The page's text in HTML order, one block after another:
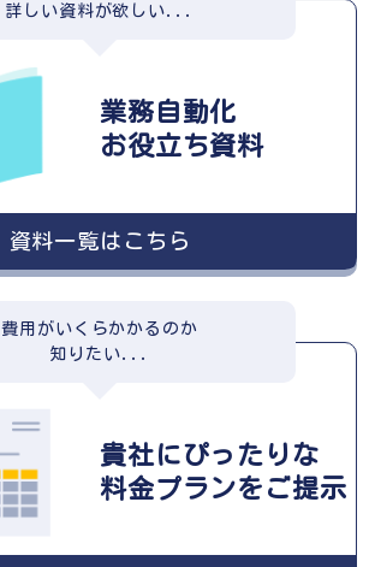
詳しい資料が欲しい...
業務自動化
お役立ち資料
資料一覧はこちら
費用がいくらかかるのか
知りたい...
貴社にぴったりな
料金プランをご提示